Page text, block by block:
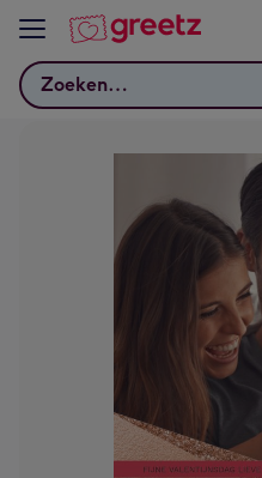
Bekijk meer
Zoeken